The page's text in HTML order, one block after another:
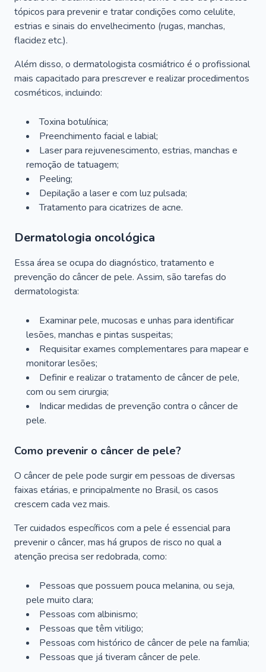
tópicos para prevenir e tratar condições como celulite,
estrias e sinais do envelhecimento (rugas, manchas,
flacidez etc.).
Além disso, o dermatologista cosmiátrico é o profissional
mais capacitado para prescrever e realizar procedimentos
cosméticos, incluindo:
Toxina botulínica;
Preenchimento facial e labial;
Laser para rejuvenescimento, estrias, manchas e
remoção de tatuagem;
Peeling;
Depilação a laser e com luz pulsada;
Tratamento para cicatrizes de acne.
Dermatologia oncológica
Essa área se ocupa do diagnóstico, tratamento e
prevenção do câncer de pele. Assim, são tarefas do
dermatologista:
Examinar pele, mucosas e unhas para identificar
lesões, manchas e pintas suspeitas;
Requisitar exames complementares para mapear e
monitorar lesões;
Definir e realizar o tratamento de câncer de pele,
com ou sem cirurgia;
Indicar medidas de prevenção contra o câncer de
pele.
Como prevenir o câncer de pele?
O câncer de pele pode surgir em pessoas de diversas
faixas etárias, e principalmente no Brasil, os casos
crescem cada vez mais.
Ter cuidados específicos com a pele é essencial para
prevenir o câncer, mas há grupos de risco no qual a
atenção precisa ser redobrada, como:
Pessoas que possuem pouca melanina, ou seja,
pele muito clara;
Pessoas com albinismo;
Pessoas que têm vitiligo;
Pessoas com histórico de câncer de pele na família;
Pessoas que já tiveram câncer de pele.